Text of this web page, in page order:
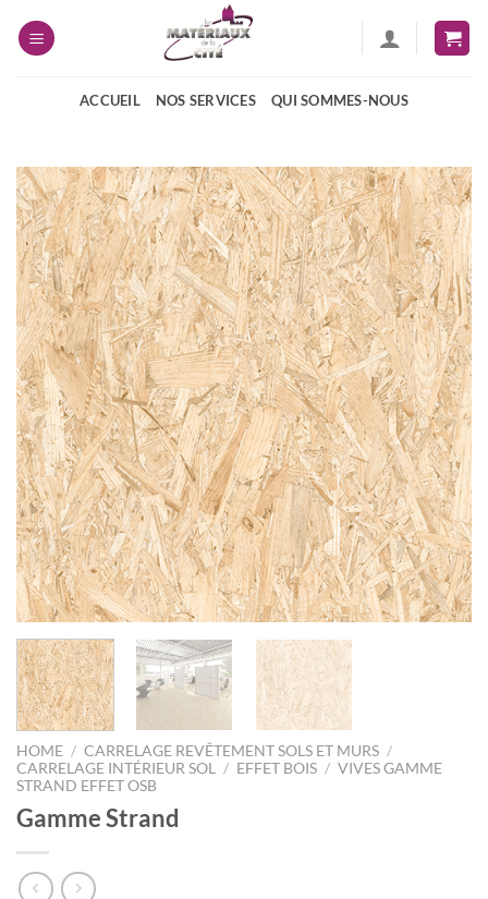
ACCUEIL NOS SERVICES QUI SOMMES-NOUS
HOME / CARRELAGE REVÊTEMENT SOLS ET MURS /
CARRELAGE INTÉRIEUR SOL
/ EFFET BOIS / VIVES GAMME
STRAND EFFET OSB
Gamme Strand